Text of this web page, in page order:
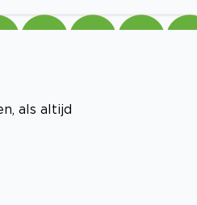
als altijd